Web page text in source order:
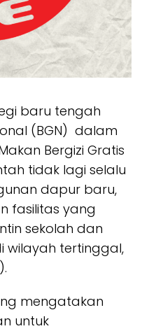
baru tengah
(BGN) dalam
Bergizi Gratis
tidak lagi selalu
dapur baru,
fasilitas yang
sekolah dan
wilayah tertinggal,
mengatakan
untuk